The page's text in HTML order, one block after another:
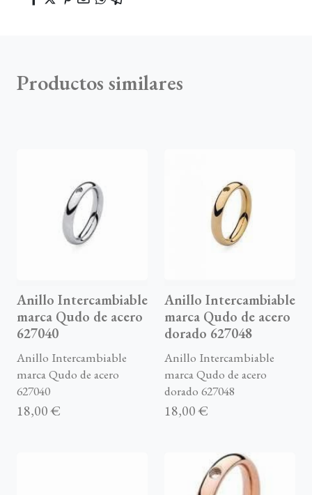
Productos similares
Anillo Intercambiable
marca Qudo de acero
627040
Anillo Intercambiable
marca Qudo de acero
627040
18,00 €
Anillo Intercambiable
marca Qudo de acero
dorado 627048
Anillo Intercambiable
marca Qudo de acero
dorado 627048
18,00 €